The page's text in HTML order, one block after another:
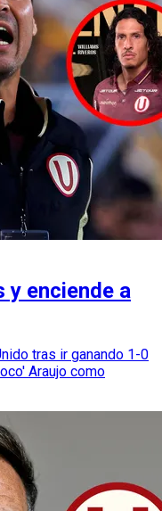
enciende a
tras ir ganando 1-0
Araujo como